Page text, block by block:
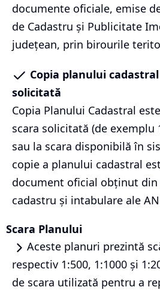
documente oficiale, emise
de Cadastru și Publicitate
județean, prin birourile
Copia planului
solicitată
Copia Planului Cadastral
scara solicitată (de exemplu
sau la scara disponibilă în
copie a planului cadastral
document oficial obținut din
cadastru și intabulare ale
Scara Planului
Aceste planuri prezintă
respectiv 1:500, 1:1000 și
de scara utilizată pentru a